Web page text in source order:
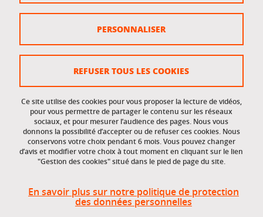
Gestion des cookies
Accessibilité : non conforme
Accès réservés
Intranet des étudiants et des personnels
Ce site utilise des cookies pour vous proposer la lecture de vidéos,
pour vous permettre de partager le contenu sur les réseaux
sociaux, et pour mesurer l’audience des pages. Nous vous
donnons la possibilité d’accepter ou de refuser ces cookies. Nous
conservons votre choix pendant 6 mois. Vous pouvez changer
d’avis et modifier votre choix à tout moment en cliquant sur le lien
"Gestion des cookies" situé dans le pied de page du site.
En savoir plus sur notre politique de protection
des données personnelles
REFUSER TOUS LES COOKIES
PERSONNALISER